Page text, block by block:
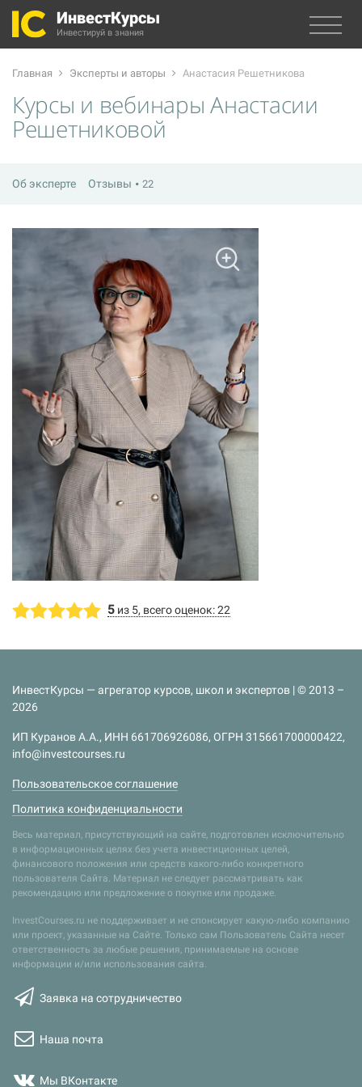
ИнвестКурсы
Инвестируй в знания
Главная Эксперты и авторы Анастасия Решетникова
Курсы и вебинары Анастасии
Решетниковой
Об эксперте Отзывы 22
5 из 5, всего оценок: 22
ИнвестКурсы — агрегатор курсов, школ и экспертов | © 2013 –
2026
ИП Куранов А.А., ИНН 661706926086, ОГРН 315661700000422,
info@investcourses.ru
Пользовательское соглашение
Политика конфиденциальности
Весь материал, присутствующий на сайте, подготовлен исключительно
в информационных целях без учета инвестиционных целей,
финансового положения или средств какого-либо конкретного
пользователя Сайта. Материал не следует рассматривать как
рекомендацию или предложение о покупке или продаже.
InvestCourses.ru не поддерживает и не спонсирует какую-либо компанию
или проект, указанные на Сайте. Только сам Пользователь Сайта несет
ответственность за любые решения, принимаемые на основе
информации и/или использования сайта.
Заявка на сотрудничество
Наша почта
Мы ВКонтакте